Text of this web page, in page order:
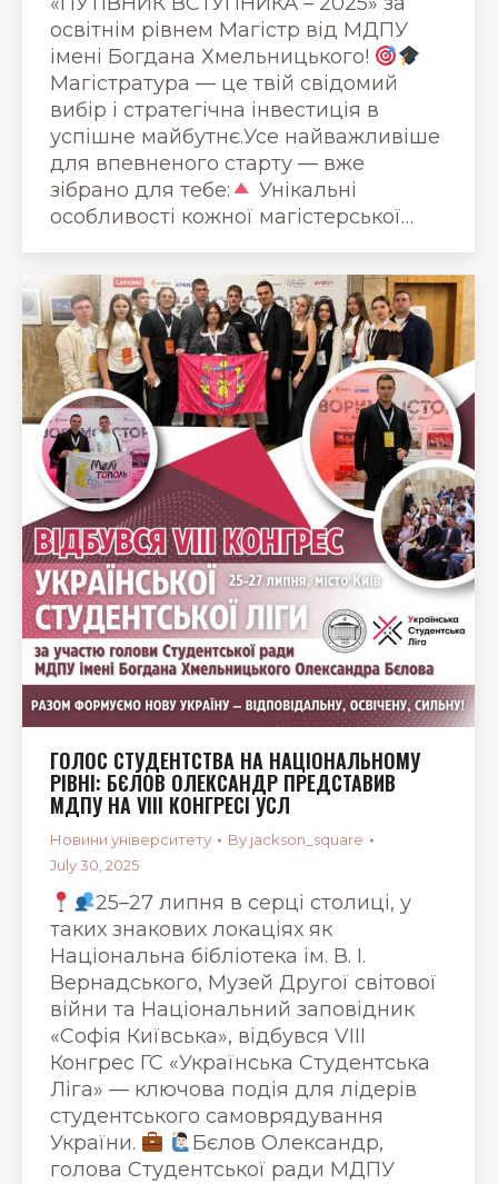
освітнім рівнем Магістр від МДПУ
імені Богдана Хмельницького!
Магістратура — це твій свідомий
вибір і стратегічна інвестиція в
успішне майбутнє.Усе найважливіше
для впевненого старту — вже
зібрано для тебе:
Унікальні
особливості кожної магістерської…
ГОЛОС СТУДЕНТСТВА НА НАЦІОНАЛЬНОМУ
РІВНІ: БЄЛОВ ОЛЕКСАНДР ПРЕДСТАВИВ
МДПУ НА VIII КОНГРЕСІ УСЛ
Новини університету By jackson_square
July 30, 2025
25–27 липня в серці столиці, у
таких знакових локаціях як
Національна бібліотека ім. В. І.
Вернадського, Музей Другої світової
війни та Національний заповідник
«Софія Київська», відбувся VIII
Конгрес ГС «Українська Студентська
Ліга» — ключова подія для лідерів
студентського самоврядування
України.
Бєлов Олександр,
голова Студентської ради МДПУ